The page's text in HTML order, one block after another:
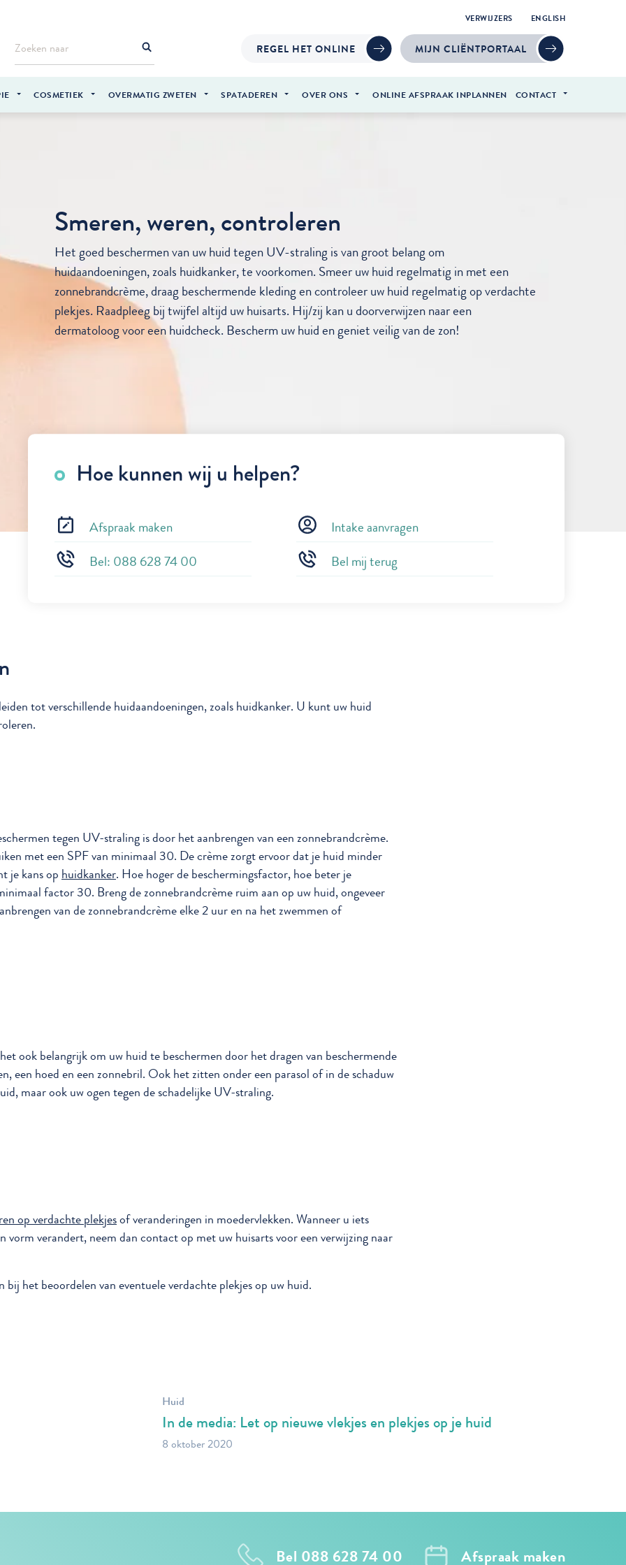
VERWIJZERS ENGLISH
REGEL HET ONLINE MIJN CLIËNTPORTAAL
COSMETIEK OVERMATIG ZWETEN SPATADEREN OVER ONS ONLINE AFSPRAAK INPLANNEN CONTACT
Smeren, weren, controleren
Het goed beschermen van uw huid tegen UV-straling is van groot belang om
huidaandoeningen, zoals huidkanker, te voorkomen. Smeer uw huid regelmatig in met een
zonnebrandcrème, draag beschermende kleding en controleer uw huid regelmatig op verdachte
plekjes. Raadpleeg bij twijfel altijd uw huisarts. Hij/zij kan u doorverwijzen naar een
dermatoloog voor een huidcheck. Bescherm uw huid en geniet veilig van de zon!
Hoe kunnen wij u helpen?
Afspraak maken
Intake aanvragen
Bel: 088 628 74 00
Bel mij terug
tot verschillende huidaandoeningen, zoals huidkanker. U kunt uw huid
tegen UV-straling is door het aanbrengen van een zonnebrandcrème.
met een SPF van minimaal 30. De crème zorgt ervoor dat je huid minder
je kans op huidkanker. Hoe hoger de beschermingsfactor, hoe beter je
factor 30. Breng de zonnebrandcrème ruim aan op uw huid, ongeveer
van de zonnebrandcrème elke 2 uur en na het zwemmen of
ook belangrijk om uw huid te beschermen door het dragen van beschermende
een hoed en een zonnebril. Ook het zitten onder een parasol of in de schaduw
maar ook uw ogen tegen de schadelijke UV-straling.
op verdachte plekjesof veranderingen in moedervlekken. Wanneer u iets
verandert, neem dan contact op met uw huisarts voor een verwijzing naar
het beoordelen van eventuele verdachte plekjes op uw huid.
Huid
In de media: Let op nieuwe vlekjes en plekjes op je huid
8 oktober 2020
Bel 088 628 74 00 Afspraak maken